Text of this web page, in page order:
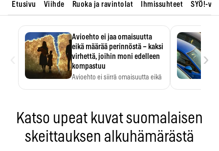
Etusivu Viihde Ruoka ja ravintolat Ihmissuhteet SYÖ!-
Avioehto ei jaa omaisuutta
eikä määrää perinnöstä – kaksi
virhettä, joihin moni edelleen
kompastuu
Avioehto ei siirrä omaisuutta eikä
›
Katso upeat kuvat suomalaisen
skeittauksen alkuhämärästä